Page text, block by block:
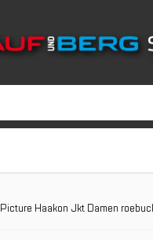
Picture Haakon Jkt Damen